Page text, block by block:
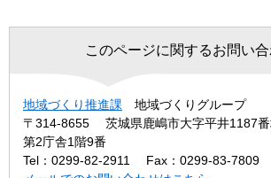
このページに関するお問い
地域づくり推進課
地域づくりグループ
〒314-8655
茨城県鹿嶋市大字平井1187番
第2庁舎1階9番
Tel：0299-82-2911
Fax：0299-83-7809